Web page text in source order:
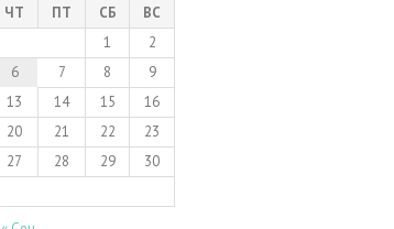
ЧТ ПТ СБ
ВС
1
2
6 7 8
9
13 14 15
16
20 21 22
23
27 28 29
30